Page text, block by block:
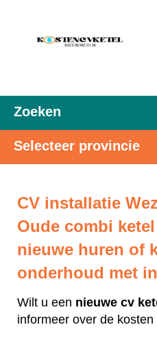
Zoeken
Selecteer provincie
CV installatie
Oude combi
nieuwe huren of
onderhoud met
Wilt u een nieuwe cv
informeer over de